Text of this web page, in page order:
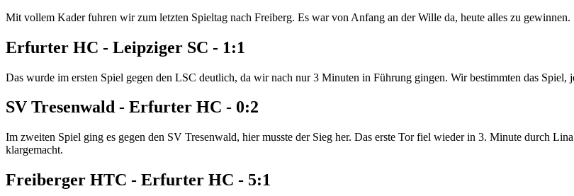
Mit vollem Kader fuhren wir zum letzten Spieltag nach Freiberg. Es war von Anfang an der Wille da, heute alles zu gewinnen.
Erfurter HC - Leipziger SC - 1:1
Das wurde im ersten Spiel gegen den LSC deutlich, da wir nach nur 3 Minuten in Führung gingen. Wir bestimmten das Spiel,
SV Tresenwald - Erfurter HC - 0:2
Im zweiten Spiel ging es gegen den SV Tresenwald, hier musste der Sieg her. Das erste Tor fiel wieder in 3. Minute durch
klargemacht.
Freiberger HTC - Erfurter HC - 5:1